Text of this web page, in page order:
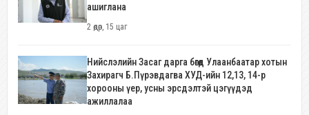
ашиглана
2 өдөр, 15 цаг
Нийслэлийн Засаг дарга бөгөөд Улаанбаатар хотын
Захирагч Б.Пүрэвдагва ХУД-ийн 12,13, 14-р
хорооны үер, усны эрсдэлтэй цэгүүдэд
ажиллалаа